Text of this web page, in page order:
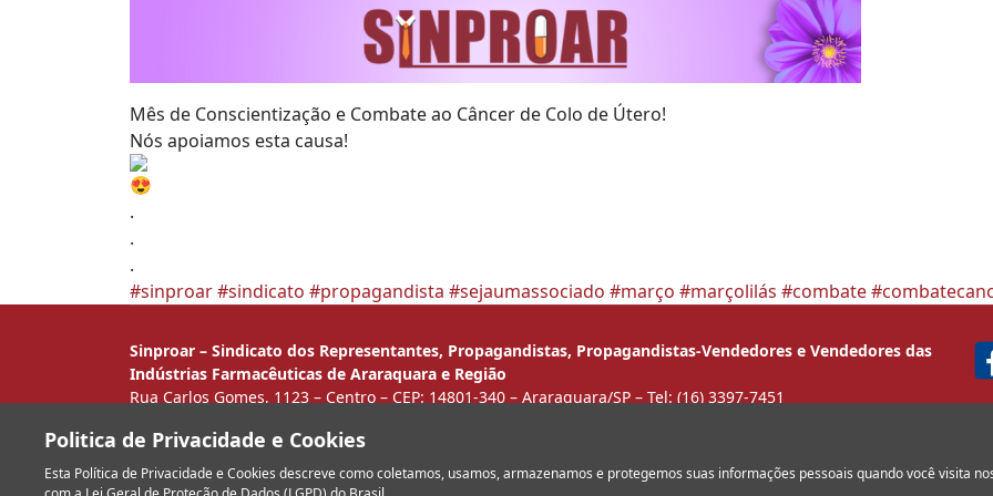
Mês de Conscientização e Combate ao Câncer de Colo de Útero!
Nós apoiamos esta causa!
.
.
.
#sinproar#sindicato #propagandista #sejaumassociado #março #marçolilás #combate
Politica de Privacidade e Cookies
Esta Política de Privacidade e Cookies descreve como coletamos, usamos, armazenamos e protegemos suas informações pessoais quando você visita
Sinproar – Sindicato dos Representantes, Propagandistas, Propagandistas-Vendedores e Vendedores das
Indústrias Farmacêuticas de Araraquara e Região
Rua Carlos Gomes, 1123 – Centro – CEP: 14801-340 – Araraquara/SP – Tel: (16) 3397-7451
Copyright© 2026 SINPROAR. Todos os direitos reservados. | UP! Comunicação Integrada.